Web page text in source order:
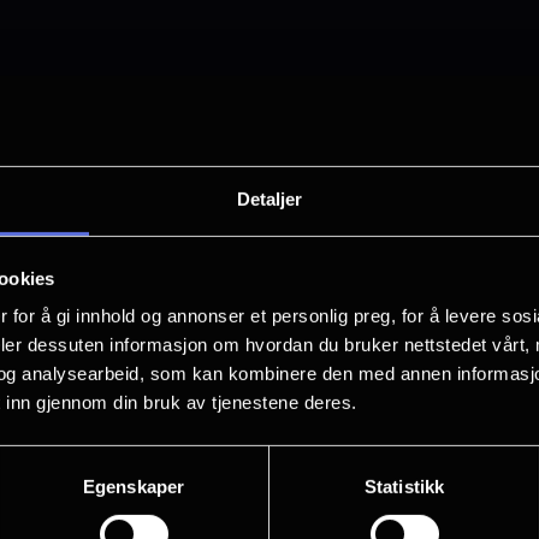
Detaljer
for å gi innhold og annonser et personlig preg, for å levere
dessuten informasjon om hvordan du bruker nettstedet vårt,
analysearbeid, som kan kombinere den med annen
gjennom din bruk av tjenestene deres.
Egenskaper Statistikk
respekt for historien. De ikoniske
fantastiske kinosaler. Atmosfæren du kjenner er
komfort. Og ja – kinokiosken er
Atmos og med henholdsvis 241 og 73 seter. I
seter.
– et samlingspunkt for små og store
Vi lover kinomagi, fellesskap og